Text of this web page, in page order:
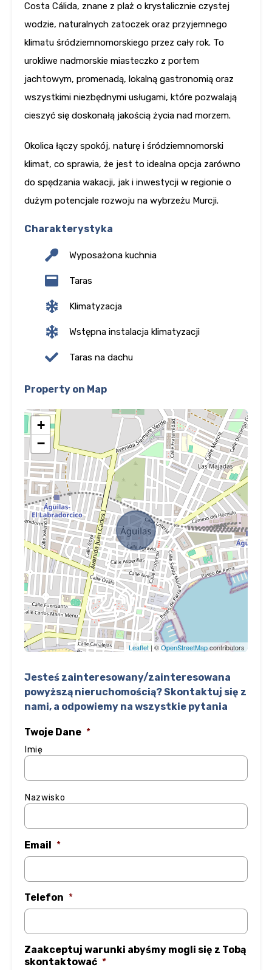
Costa Cálida, znane z plaż o krystalicznie czystej
wodzie, naturalnych zatoczek oraz przyjemnego
klimatu śródziemnomorskiego przez cały rok. To
urokliwe nadmorskie miasteczko z portem
jachtowym, promenadą, lokalną gastronomią oraz
wszystkimi niezbędnymi usługami, które pozwalają
cieszyć się doskonałą jakością życia nad morzem.
Okolica łączy spokój, naturę i śródziemnomorski
klimat, co sprawia, że jest to idealna opcja zarówno
do spędzania wakacji, jak i inwestycji w regionie o
dużym potencjale rozwoju na wybrzeżu Murcji.
Charakterystyka
Wyposażona kuchnia
Taras
Klimatyzacja
Wstępna instalacja klimatyzacji
Taras na dachu
Property on Map
+
−
Leaflet | ©OpenStreetMapcontributors
Jesteś zainteresowany/zainteresowana
powyższą nieruchomością? Skontaktuj się z
nami, a odpowiemy na wszystkie pytania
Twoje Dane *
Imię
Nazwisko
Email *
Telefon *
Zaakceptuj warunki abyśmy mogli się z Tobą
skontaktować *